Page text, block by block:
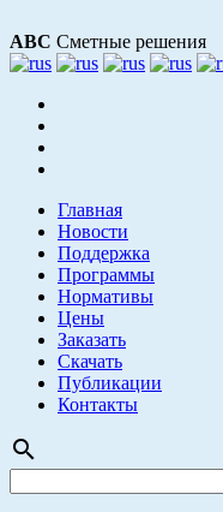
АВС Сметные решения
Главная
Новости
Поддержка
Программы
Нормативы
Цены
Заказать
Скачать
Публикации
Контакты
search